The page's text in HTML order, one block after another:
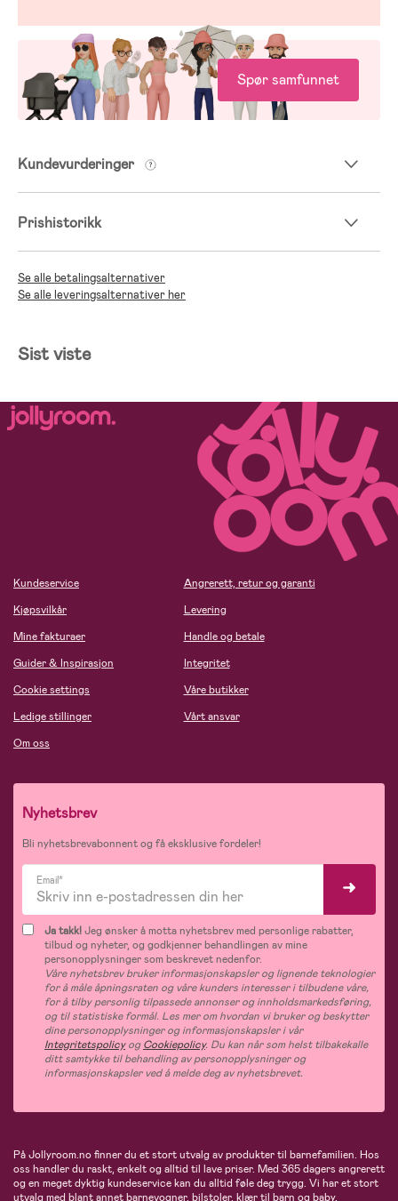
Spør samfunnet
Kundevurderinger
Prishistorikk
Se alle betalingsalternativer
Se alle leveringsalternativer her
Sist viste
Kundeservice
Kjøpsvilkår
Mine fakturaer
Guider & Inspirasjon
Cookie settings
Ledige stillinger
Om oss
Angrerett, retur og garanti
Levering
Handle og betale
Integritet
Våre butikker
Vårt ansvar
Nyhetsbrev
Bli nyhetsbrevabonnent og få eksklusive fordeler!
Email*
Ja takk!Jeg ønsker å motta nyhetsbrev med personlige rabatter,
tilbud og nyheter, og godkjenner behandlingen av mine
personopplysninger som beskrevet nedenfor.
Våre nyhetsbrev bruker informasjonskapsler og lignende teknologier
for å måle åpningsraten og våre kunders interesser i tilbudene våre,
for å tilby personlig tilpassede annonser og innholdsmarkedsføring,
og til statistiske formål. Les mer om hvordan vi bruker og beskytter
dine personopplysninger og informasjonskapsler i vår
IntegritetspolicyogCookiepolicy. Du kan når som helst tilbakekalle
ditt samtykke til behandling av personopplysninger og
informasjonskapsler ved å melde deg av nyhetsbrevet.
På Jollyroom.no finner du et stort utvalg av produkter til barnefamilien. Hos
oss handler du raskt, enkelt og alltid til lave priser. Med 365 dagers angrerett
og en meget dyktig kundeservice kan du alltid føle deg trygg. Vi har et stort
utvalg med blant annet barnevogner, bilstoler, klær til barn og baby,